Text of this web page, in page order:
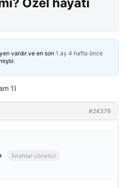
Özel hayatı
vardır ve en son 1 ay 4 hafta önce
1)
#24379
Anahtar yönetici